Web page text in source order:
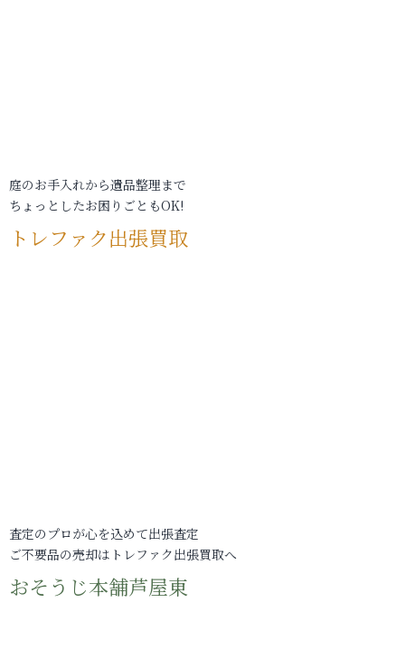
庭のお手入れから遺品整理まで
ちょっとしたお困りごともOK!
トレファク出張買取
査定のプロが心を込めて出張査定
ご不要品の売却はトレファク出張買取へ
おそうじ本舗芦屋東